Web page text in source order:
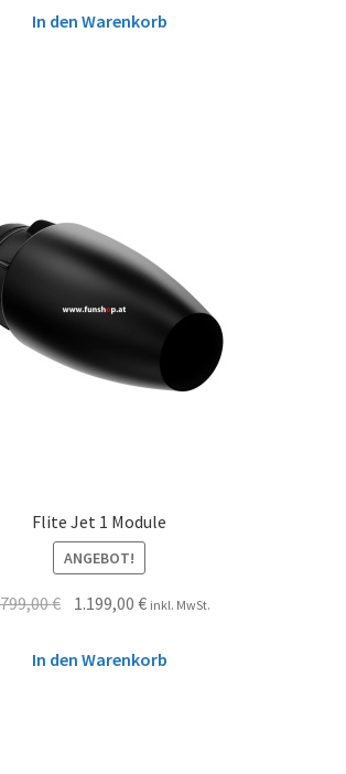
In den Warenkorb
Flite Jet 1 Module
ANGEBOT!
€ 1.199,00€ inkl. MwSt.
In den Warenkorb